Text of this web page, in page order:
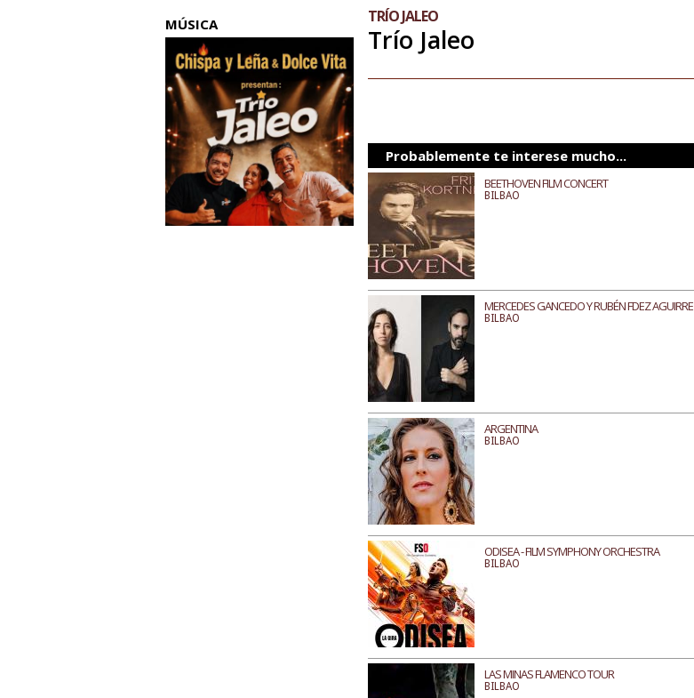
MÚSICA TRÍO JALEO
Trío Jaleo
Probablemente te interese mucho...
BEETHOVEN FILM CONCERT
BILBAO
MERCEDES GANCEDO Y RUBÉN FDEZ AGUIRRE
BILBAO
ARGENTINA
BILBAO
ODISEA - FILM SYMPHONY ORCHESTRA
BILBAO
LAS MINAS FLAMENCO TOUR
BILBAO